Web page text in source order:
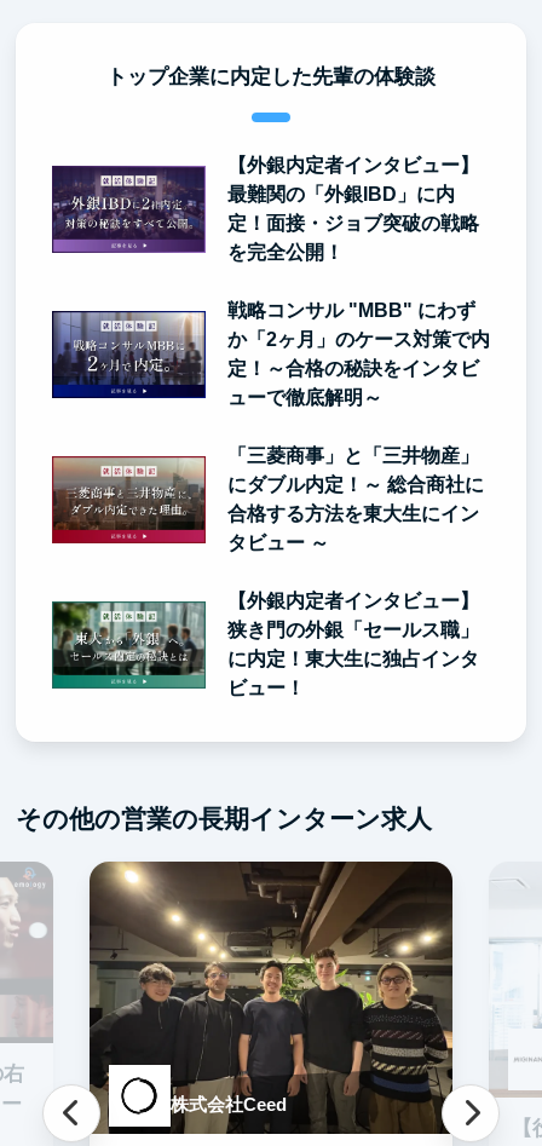
トップ企業に内定した先輩の体験談
【外銀内定者インタビュー】
最難関の「外銀IBD」に内
定！面接・ジョブ突破の戦略
を完全公開！
戦略コンサル "MBB" にわず
か「2ヶ月」のケース対策で内
定！～合格の秘訣をインタビ
ューで徹底解明～
「三菱商事」と「三井物産」
にダブル内定！～ 総合商社に
合格する方法を東大生にイン
タビュー ～
【外銀内定者インタビュー】
狭き門の外銀「セールス職」
に内定！東大生に独占インタ
ビュー！
その他の営業の長期インターン求人
株式会社Ceed